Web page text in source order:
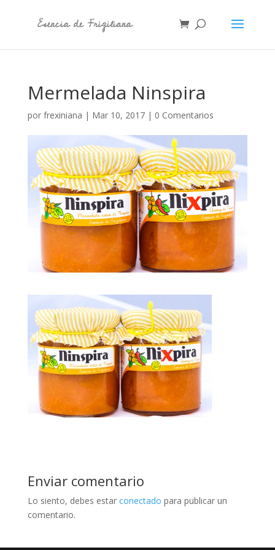
Mermelada Ninspira
por frexiniana | Mar 10, 2017| 0 Comentarios
Enviar comentario
Lo siento, debes estar conectado para publicar un
comentario.